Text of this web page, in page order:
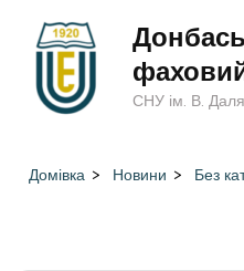
(натисніть
СНУ ім. В. Даля
Домівка > Новини > Без